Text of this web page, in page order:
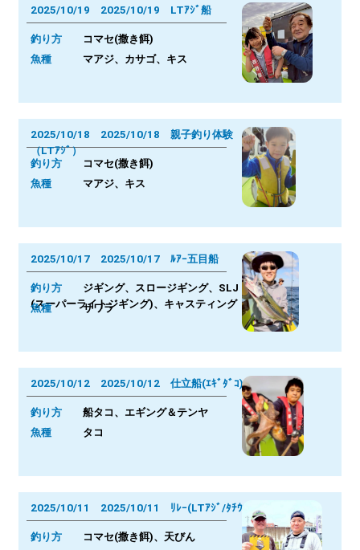
2025/10/19 2025/10/19 LTｱｼﾞ船
釣り方
コマセ(撒き餌)
魚種 マアジ、カサゴ、キス
2025/10/18 2025/10/18 親子釣り体験
（LTｱｼﾞ）
釣り方
コマセ(撒き餌)
魚種 マアジ、キス
2025/10/17 2025/10/17 ﾙｱｰ五目船
釣り方 ジギング、スロージギング、SLJ
(スーパーライトジギング)、キャスティング
魚種サワラ
2025/10/12 2025/10/12 仕立船(ｴｷﾞﾀﾞｺ)
釣り方 船タコ、エギング＆テンヤ
魚種 タコ
2025/10/11 2025/10/11 ﾘﾚｰ(LTｱｼﾞ/ﾀﾁｳｵ)
釣り方
コマセ(撒き餌)、天びん